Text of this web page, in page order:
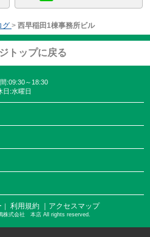
グ > 西早稲田1棟事務所ビル
トップに戻る
:09:30～18:30
日:水曜日
利用規約 ｜アクセスマップ
株式会社 本店 All rights reserved.